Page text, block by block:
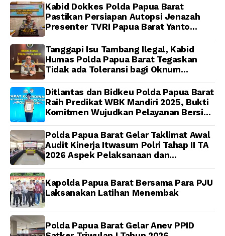
Ibadah Bersama di
Masjid Al-Muhajirin
Kabid Dokkes Polda Papua Barat
Pastikan Persiapan Autopsi Jenazah
Presenter TVRI Papua Barat Yanto
Dijadwalkan Kamis
Tanggapi Isu Tambang Ilegal, Kabid
Humas Polda Papua Barat Tegaskan
Tidak ada Toleransi bagi Oknum
Ditlantas dan Bidkeu Polda Papua Barat
Raih Predikat WBK Mandiri 2025, Bukti
Komitmen Wujudkan Pelayanan Bersih
Polda Papua Barat Gelar Taklimat Awal
Audit Kinerja Itwasum Polri Tahap II TA
2026 Aspek Pelaksanaan dan
Kapolda Papua Barat Bersama Para PJU
Laksanakan Latihan Menembak
Polda Papua Barat Gelar Anev PPID